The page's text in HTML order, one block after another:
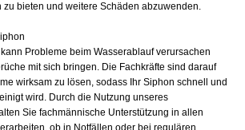
bieten und weitere Schäden abzuwenden.
Probleme beim Wasserablauf verursachen
mit sich bringen. Die Fachkräfte sind darauf
wirksam zu lösen, sodass Ihr Siphon schnell und
wird. Durch die Nutzung unseres
Sie fachmännische Unterstützung in allen
ob in Notfällen oder bei regulären